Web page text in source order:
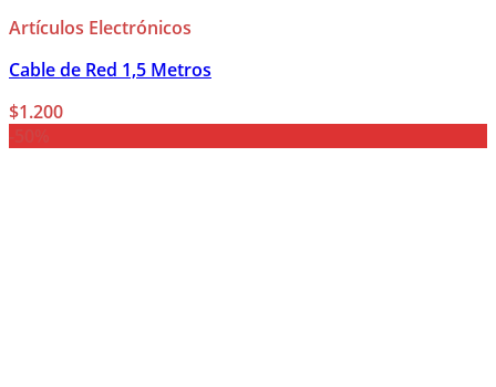
Artículos Electrónicos
Cable de Red 1,5 Metros
$1.200